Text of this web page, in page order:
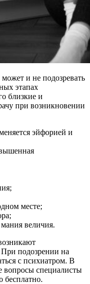
и не подозревать
этапах
близкие и
при возникновении
эйфорией и
месте;
величия.
подозрении на
с психиатром. В
вопросы специалисты
бесплатно.